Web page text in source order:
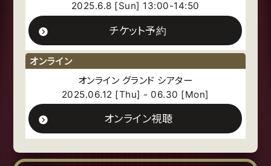
2025.6.8 [Sun] 13:00-14:50
チケット予約
オンライン
オンライン グランド シアター
2025.06.12 [Thu] - 06.30 [Mon]
オンライン視聴